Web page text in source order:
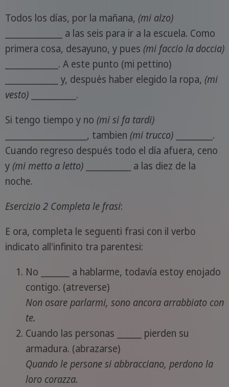
Todos los días, por la mañana, (mi alzo)
______________ a las seis para ir a la escuela. Como
primera cosa, desayuno, y pues (mi faccio la doccia)
_____________. A este punto (mi pettino)
_____________ y, después haber elegido la ropa, (mi
vesto)___________.
Si tengo tiempo y no (mi si fa tardi)
____________________, tambien (mi trucco)_________.
Cuando regreso después todo el día afuera, ceno
y (mi metto a letto)___________ a las diez de la
noche.
Esercizio 2 Completa le frasi:
E ora, completa le seguenti frasi con il verbo
indicato all'infinito tra parentesi:
No _______ a hablarme, todavía estoy enojado
contigo. (atreverse)
Non osare parlarmi, sono ancora arrabbiato con
te.
Cuando las personas ______ pierden su
armadura. (abrazarse)
Quando le persone si abbracciano, perdono la
loro corazza.